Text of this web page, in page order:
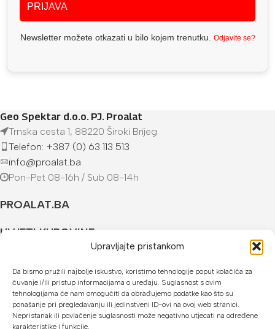
Upravljajte pristankom
Da bismo pružili najbolje iskustvo, koristimo tehnologije poput kolačića za
čuvanje i/ili pristup informacijama o uređaju. Suglasnost s ovim
tehnologijama će nam omogućiti da obrađujemo podatke kao što su
ponašanje pri pregledavanju ili jedinstveni ID-ovi na ovoj web stranici.
Nepristanak ili povlačenje suglasnosti može negativno utjecati na određene
karakteristike i funkcije.
PRIJAVA
Newsletter možete otkazati u bilo kojem trenutku. Odjavite se?
Geo Spektar d.o.o. PJ. Proalat
Trnska cesta 1, 88220 Široki Brijeg
Telefon: +387 (0) 63 113 513
info@proalat.ba
Pon-Pet 08-16h / Sub 08-14h
PROALAT.BA
UVJETI KUPOVINE
U našoj web trgovini možete platiti:
Kreditnim karticama jednokratno ili do 24 rate